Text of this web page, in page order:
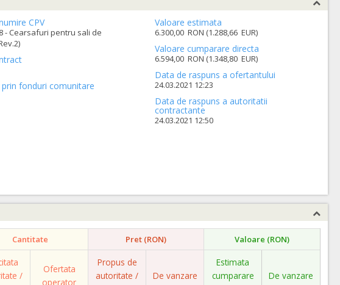
CPV
- Cearsafuri pentru sali de
prin fonduri comunitare
Valoare estimata
6.300,00 RON (1.288,66 EUR)
Valoare cumparare directa
6.594,00 RON (1.348,80 EUR)
Data de raspuns a ofertantului
24.03.2021 12:23
Data de raspuns a autoritatii
contractante
24.03.2021 12:50
Cantitate Pret (RON) Valoare (RON)
/
Ofertata
operator
Propus de
autoritate /
De vanzare
Estimata
cumparare
De vanzare